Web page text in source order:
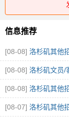
信息推荐
[08-08] 洛杉矶其他
[08-08] 洛杉矶文员/
[08-08] 洛杉矶其他
[08-07] 洛杉矶其他